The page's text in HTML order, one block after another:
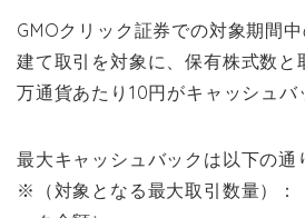
GMOクリック証券での対象期間
建て取引を対象に、保有株式数と
万通貨あたり10円がキャッシュバ
最大キャッシュバックは以下の通
※（対象となる最大取引数量）：